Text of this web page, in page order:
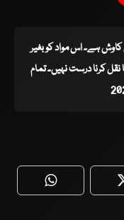
کاوش ہے۔ اس مواد کو بغیر
کرنا درست نہیں۔ تمام
WhatsApp